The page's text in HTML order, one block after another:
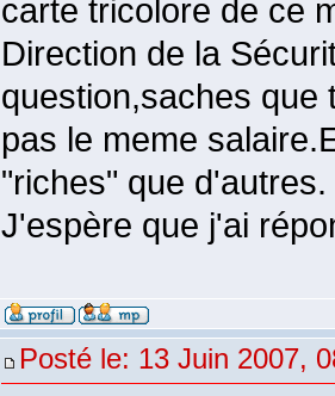
carte tricolore de ce
Direction de la
question,saches que
pas le meme
"riches" que d'autres.
J'espère que j'ai
Posté le: 13 Juin 2007,